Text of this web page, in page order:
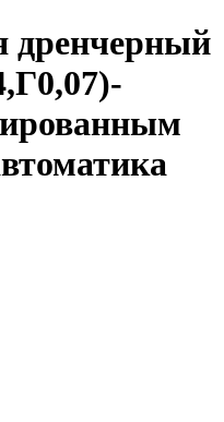
дренчерный